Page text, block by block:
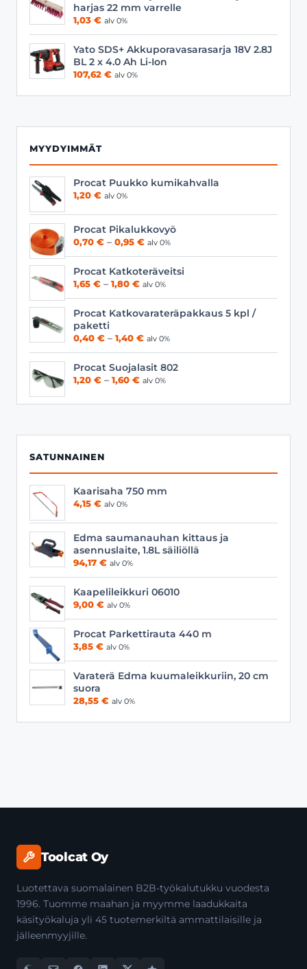
harjas 22 mm varrelle
1,03 € alv 0%
Yato SDS+ Akkuporavasarasarja 18V 2.8J
BL 2 x 4.0 Ah Li-Ion
107,62 € alv 0%
MYYDYIMMÄT
Procat Puukko kumikahvalla
1,20 € alv 0%
Procat Pikalukkovyö
0,70 € – 0,95 €Hintaluokka:
0,95 €
alv 0%
Procat Katkoteräveitsi
1,65 € – 1,80 €Hintaluokka:
1,80 €
alv 0%
Procat Katkovarateräpakkaus 5 kpl /
paketti
0,40 € – 1,40 €Hintaluokka:
1,40 €
alv 0%
Procat Suojalasit 802
1,20 € – 1,60 €Hintaluokka:
-
alv 0%
SATUNNAINEN
Kaarisaha 750 mm
4,15 € alv 0%
Edma saumanauhan kittaus ja
asennuslaite, 1.8L säiliöllä
94,17 € alv 0%
Kaapelileikkuri 06010
9,00 € alv 0%
Procat Parkettirauta 440 m
3,85 € alv 0%
Varaterä Edma kuumaleikkuriin, 20 cm
suora
28,55 € alv 0%
Toolcat Oy
Luotettava suomalainen B2B-työkalutukku vuodesta
1996. Tuomme maahan ja myymme laadukkaita
käsityökaluja yli 45 tuotemerkiltä ammattilaisille ja
jälleenmyyjille.